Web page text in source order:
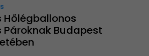
Hőlégballonos
Pároknak Budapest